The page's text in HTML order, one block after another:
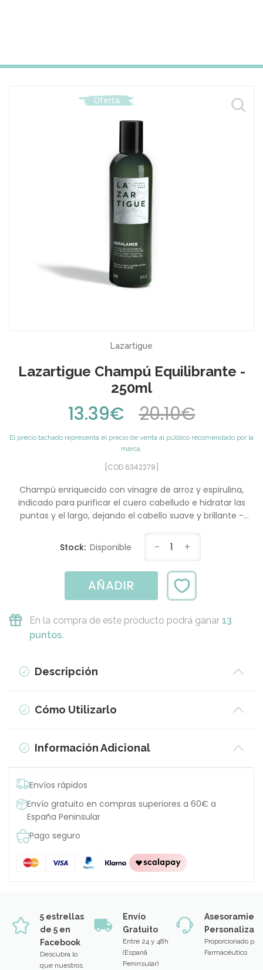
Oferta
Lazartigue
Lazartigue Champú Equilibrante -
250ml
13.39€ 20.10€
El precio tachado representa el precio de venta al público recomendado por la
marca.
[COD 6342279]
Champú enriquecido con vinagre de arroz y espirulina,
indicado para purificar el cuero cabelludo e hidratar las
puntas y el largo, dejando el cabello suave y brillante -
Stock: Disponible - 1 +
AÑADIR
En la compra de este producto podrá ganar 13
puntos.
Descripción
Cómo Utilizarlo
Información Adicional
Envíos rápidos
Envío gratuito en compras superiores a 60€ a
España Peninsular
Pago seguro
5 estrellas
de 5 en
Facebook
Descubra lo
que nuestros
Envío
Gratuito
Entre 24 y 48h
(Espanã
Peninsular)
Proporcionado por
Farmacéutico